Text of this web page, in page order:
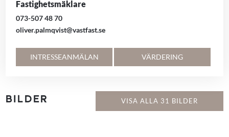
Fastighetsmäklare
073-507 48 70
oliver.palmqvist@vastfast.se
INTRESSEANMÄLAN VÄRDERING
BILDER VISA ALLA 31 BILDER